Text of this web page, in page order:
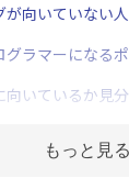
が向いていない
グラマーになる
向いているか見
もっと見る